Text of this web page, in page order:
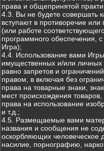
права и общепринятой
4.3. Вы не будете совершать
вступают в противоречие
(или работе
программного обеспечения,
Игра);
4.4. Использование вами
имущественных и/или личных
равно запретов и
правом, в включая без
права на товарные знаки,
мест происхождения
права на использование
и т.д.;
4.5. Размещаемые вами
названия и сообщения не
оскорбляющих человеческое
насилие, порнографию,